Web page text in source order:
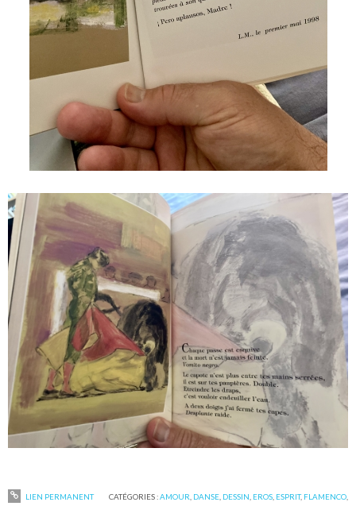
LIEN PERMANENT CATÉGORIES :AMOUR DANSE, DESSIN EROS, ESPRIT, FLAMENCO,